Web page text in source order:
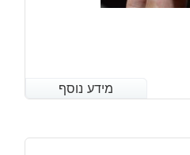
מידע נוסף
מידע נוסף